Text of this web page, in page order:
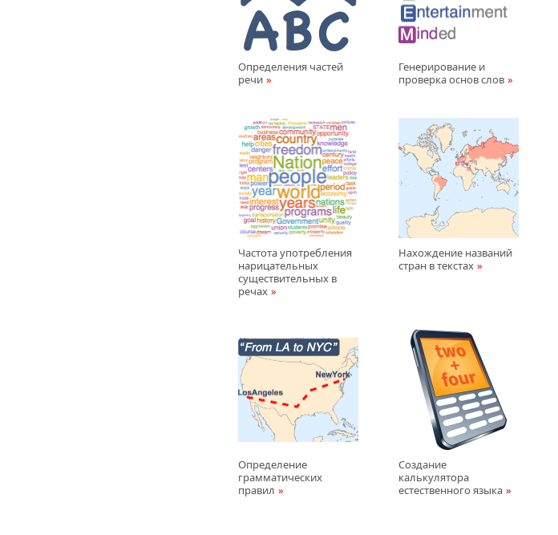
Определения частей
речи
Генерирование и
проверка основ слов
Частота употребления
нарицательных
существительных в
речах
Нахождение названий
стран в текстах
Определение
грамматических
правил
Создание
калькулятора
естественного языка